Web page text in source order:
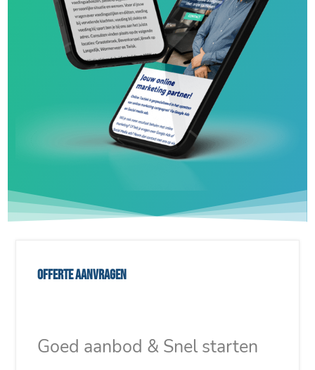
Offerte aanvragen
Goed aanbod & Snel starten